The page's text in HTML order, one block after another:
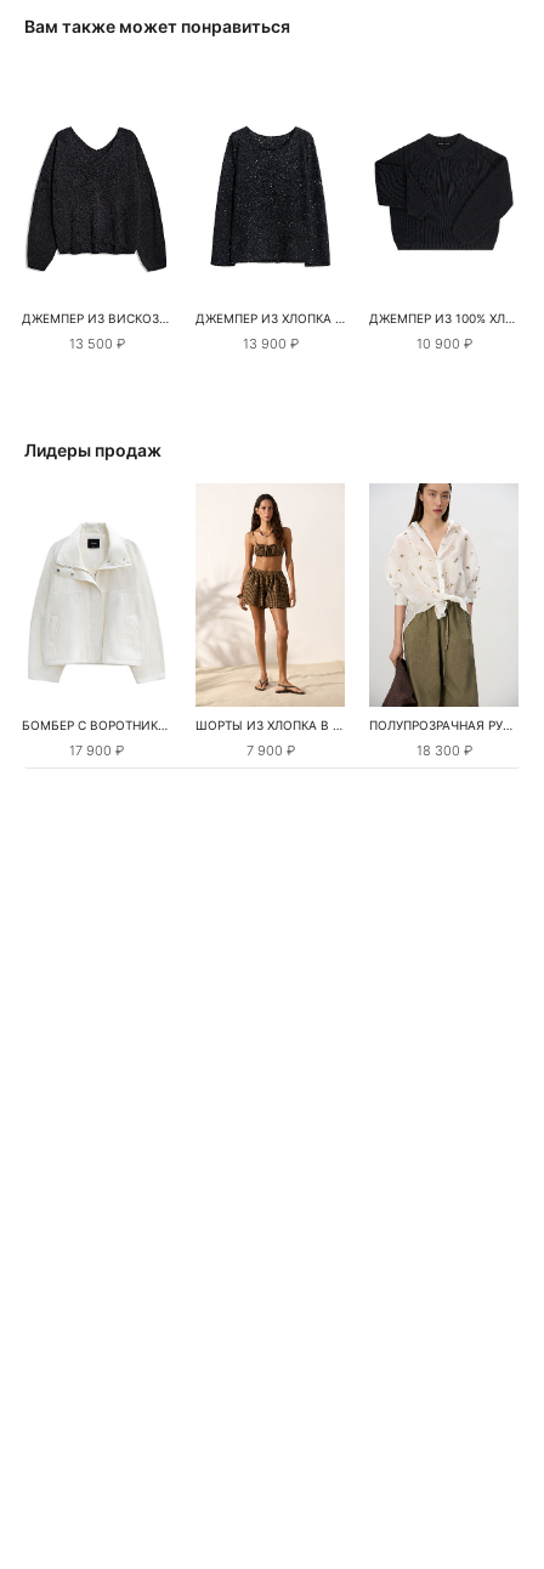
Вам также может понравиться
ДЖЕМПЕР ИЗ ВИСКОЗЫ С ЛЮРЕКСОМ И V-ОБРАЗНЫМ ВЫРЕЗОМ
13 500 ₽
ДЖЕМПЕР ИЗ ХЛОПКА С ПАЙЕТКАМИ И ЛЮРЕКСОМ
13 900 ₽
ДЖЕМПЕР ИЗ 100% ХЛОПКА С ДЕКОРАТИВНЫМИ СБАВКАМИ
10 900 ₽
Лидеры продаж
БОМБЕР С ВОРОТНИКОМ-СТОЙКОЙ
17 900 ₽
ШОРТЫ ИЗ ХЛОПКА В КЛЕТКУ
7 900 ₽
ПОЛУПРОЗРАЧНАЯ РУБАШКА С РОМАШКАМИ
18 300 ₽